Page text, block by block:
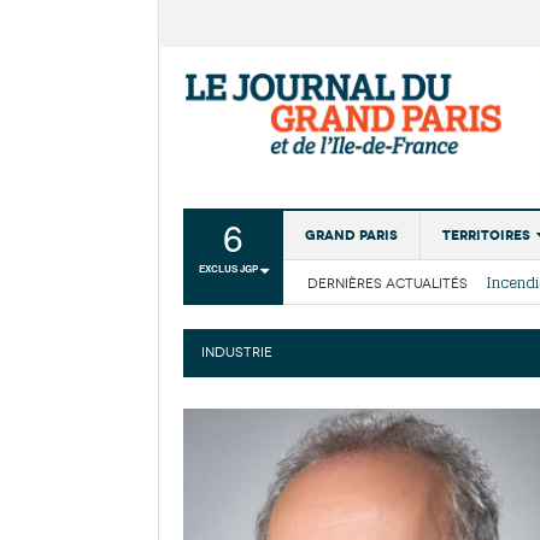
6
EXCLUS JGP
Grand Paris Territoires
DERNIÈRES ACTUALITÉS
La
Les
INDUSTRIE